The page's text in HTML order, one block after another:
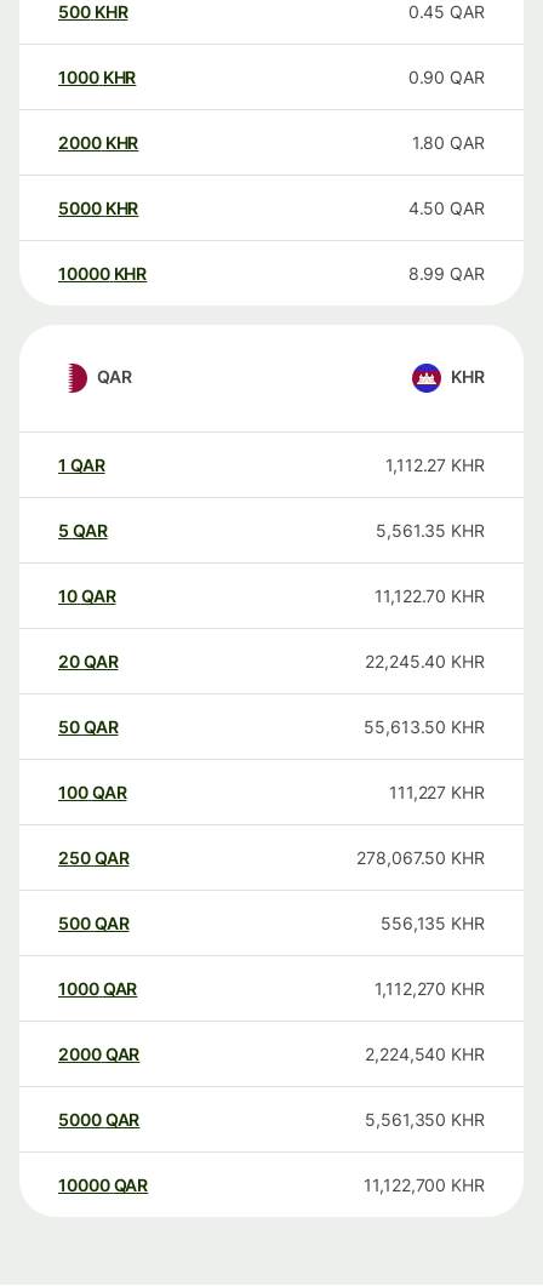
500 KHR 0.45 QAR
1000 KHR 0.90 QAR
2000 KHR 1.80 QAR
5000 KHR 4.50 QAR
10000 KHR 8.99 QAR
QAR KHR
1 QAR 1,112.27 KHR
5 QAR 5,561.35 KHR
10QAR 11,122.70 KHR
20QAR 22,245.40 KHR
50QAR 55,613.50 KHR
100QAR 111,227 KHR
250QAR 278,067.50 KHR
500QAR 556,135 KHR
1000QAR 1,112,270 KHR
2000QAR 2,224,540 KHR
5000QAR 5,561,350 KHR
10000 QAR 11,122,700 KHR